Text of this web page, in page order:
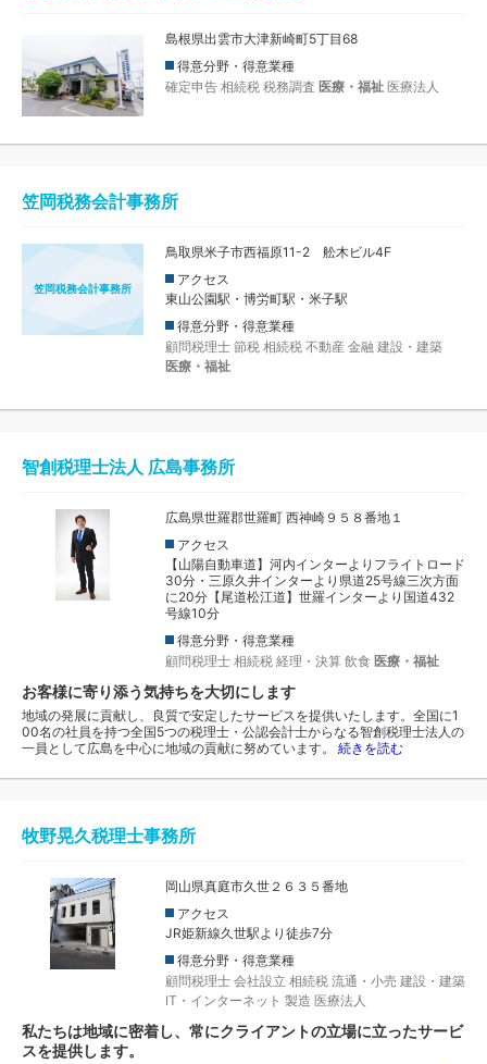
島根県出雲市大津新崎町5丁目68
得意分野・得意業種
確定申告 相続税 税務調査 医療・福祉 医療法人
笠岡税務会計事務所
笠岡税務会計事務所
鳥取県米子市西福原11-2 舩木ビル4F
アクセス
東山公園駅・博労町駅・米子駅
得意分野・得意業種
顧問税理士 節税 相続税 不動産 金融 建設・建築
医療・福祉
智創税理士法人 広島事務所
広島県世羅郡世羅町 西神崎９５８番地１
アクセス
【山陽自動車道】河内インターよりフライトロード
30分・三原久井インターより県道25号線三次方面
に20分【尾道松江道】世羅インターより国道432
号線10分
得意分野・得意業種
顧問税理士 相続税 経理・決算 飲食 医療・福祉
お客様に寄り添う気持ちを大切にします
地域の発展に貢献し、良質で安定したサービスを提供いたします。全国に1
00名の社員を持つ全国5つの税理士・公認会計士からなる智創税理士法人の
一員として広島を中心に地域の貢献に努めています。 続きを読む
牧野晃久税理士事務所
岡山県真庭市久世２６３５番地
アクセス
JR姫新線久世駅より徒歩7分
得意分野・得意業種
顧問税理士 会社設立 相続税 流通・小売 建設・建築
IT・インターネット 製造 医療法人
私たちは地域に密着し、常にクライアントの立場に立ったサービ
スを提供します。